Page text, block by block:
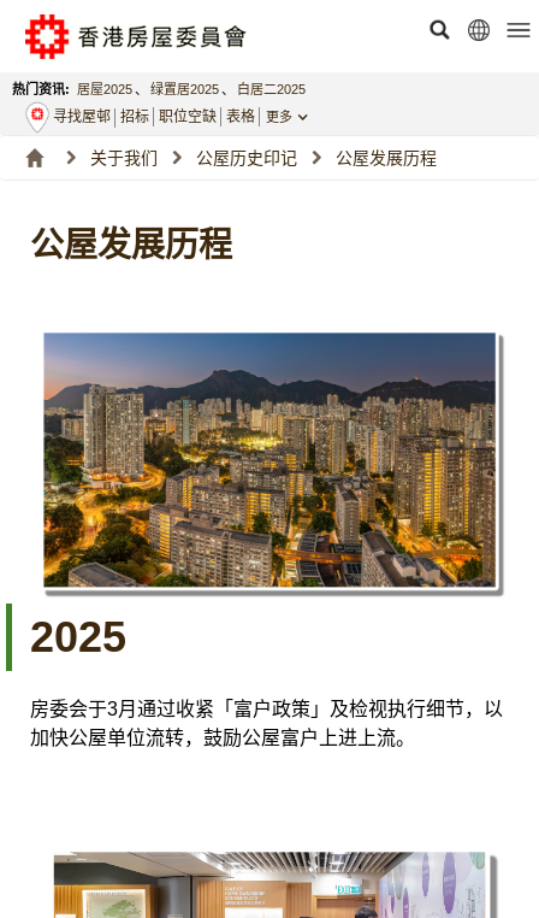
热门资讯: 居屋2025、 绿置居2025、 白居二2025
寻找屋邨 招标 职位空缺 表格 更多
关于我们 公屋历史印记 公屋发展历程
公屋发展历程
2025
房委会于3月通过收紧「富户政策」及检视执行细节，以
加快公屋单位流转，鼓励公屋富户上进上流。